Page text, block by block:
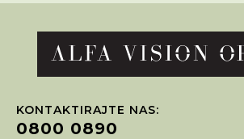
KONTAKTIRAJTE NAS:
0800 0890